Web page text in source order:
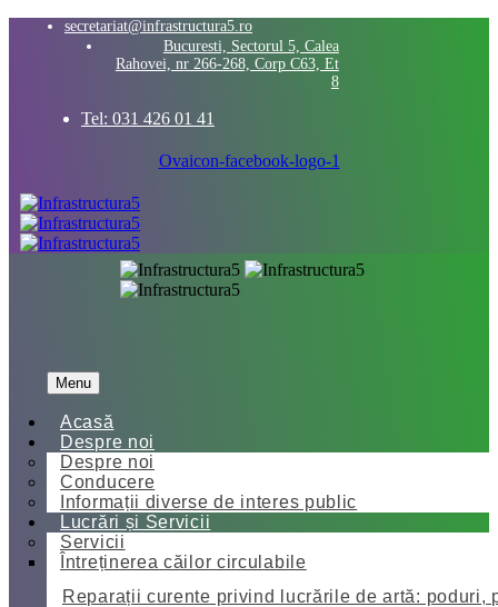
secretariat@infrastructura5.ro
Bucuresti, Sectorul 5, Calea
Rahovei, nr 266-268, Corp C63, Et
8
Tel: 031 426 01 41
Ovaicon-facebook-logo-1
Menu
Acasă
Despre noi
Despre noi
Conducere
Informații diverse de interes public
Lucrări și Servicii
Servicii
Întreținerea căilor circulabile
Reparații curente privind lucrările de artă: poduri,